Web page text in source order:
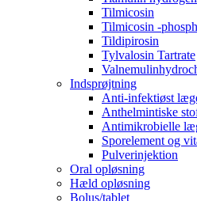
Tilmicosin
Tilmicosin -
Tildipirosin
Tylvalosin Tartrate
Indsprøjtning
Anti-infektiøst
Anthelmintiske
Antimikrobielle
Sporelement og
Pulverinjektion
Oral opløsning
Hæld opløsning
Bolus/tablet